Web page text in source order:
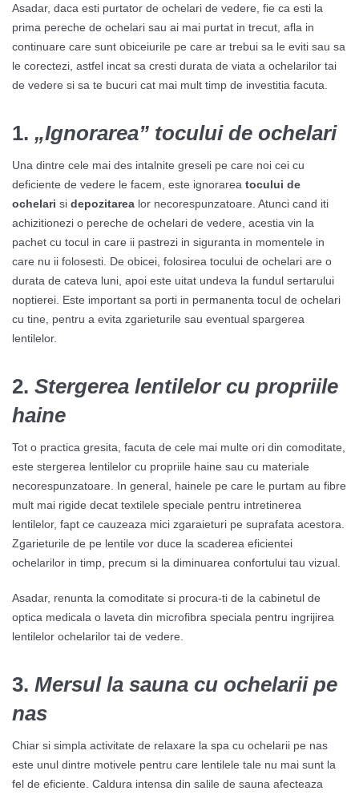
Asadar, daca esti purtator de ochelari de vedere, fie ca esti la
prima pereche de ochelari sau ai mai purtat in trecut, afla in
continuare care sunt obiceiurile pe care ar trebui sa le eviti sau sa
le corectezi, astfel incat sa cresti durata de viata a ochelarilor tai
de vedere si sa te bucuri cat mai mult timp de investitia facuta.
1. „Ignorarea” tocului de ochelari
Una dintre cele mai des intalnite greseli pe care noi cei cu
deficiente de vedere le facem, este ignorarea tocului de
ochelari si depozitarea lor necorespunzatoare. Atunci cand iti
achizitionezi o pereche de ochelari de vedere, acestia vin la
pachet cu tocul in care ii pastrezi in siguranta in momentele in
care nu ii folosesti. De obicei, folosirea tocului de ochelari are o
durata de cateva luni, apoi este uitat undeva la fundul sertarului
noptierei. Este important sa porti in permanenta tocul de ochelari
cu tine, pentru a evita zgarieturile sau eventual spargerea
lentilelor.
2. Stergerea lentilelor cu propriile
haine
Tot o practica gresita, facuta de cele mai multe ori din comoditate,
este stergerea lentilelor cu propriile haine sau cu materiale
necorespunzatoare. In general, hainele pe care le purtam au fibre
mult mai rigide decat textilele speciale pentru intretinerea
lentilelor, fapt ce cauzeaza mici zgaraieturi pe suprafata acestora.
Zgarieturile de pe lentile vor duce la scaderea eficientei
ochelarilor in timp, precum si la diminuarea confortului tau vizual.
Asadar, renunta la comoditate si procura-ti de la cabinetul de
optica medicala o laveta din microfibra speciala pentru ingrijirea
lentilelor ochelarilor tai de vedere.
3. Mersul la sauna cu ochelarii pe
nas
Chiar si simpla activitate de relaxare la spa cu ochelarii pe nas
este unul dintre motivele pentru care lentilele tale nu mai sunt la
fel de eficiente. Caldura intensa din salile de sauna afecteaza